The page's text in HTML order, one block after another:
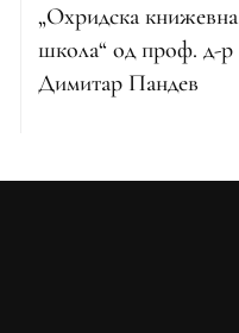
„Охридска книжевна
школа“ од проф. д-р
Димитар Пандев